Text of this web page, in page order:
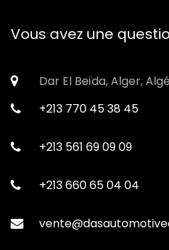
Vous avez une
Dar El Beïda, Alger,
+213 770 45 38 45
+213 561 69 09 09
+213 660 65 04 04